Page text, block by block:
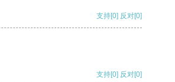
支持[0] 反对[0]
支持[0] 反对[0]